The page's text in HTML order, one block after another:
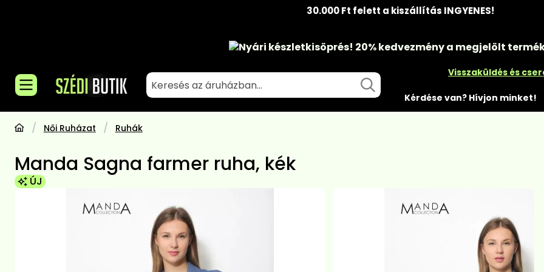
30.000 Ft felett a kiszállítás INGYENES!
Nyári készletkisöprés! 20% kedvezménya megjelölt
Visszaküldés és
Kérdése van? Hívjon minket!
Női Ruházat Ruhák
Manda Sagna farmer ruha, kék
ÚJ